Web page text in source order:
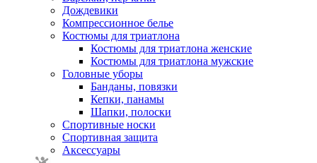
Дождевики
Компрессионное белье
Костюмы для триатлона
Костюмы для триатлона женские
Костюмы для триатлона мужские
Головные уборы
Банданы, повязки
Кепки, панамы
Шапки, полоски
Спортивные носки
Спортивная защита
Аксессуары